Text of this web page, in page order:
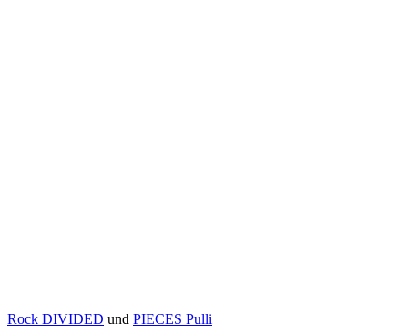
Rock DIVIDED und PIECES Pulli